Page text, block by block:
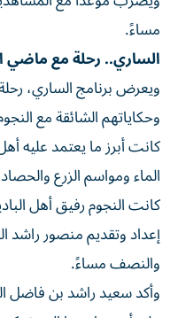
مساءً.
الساري.. رحلة مع ماضي
ويعرض برنامج الساري،
وحكاياتهم الشائقة مع
كانت أبرز ما يعتمد عليه
الماء ومواسم الزرع
كانت النجوم رفيق أهل
إعداد وتقديم منصور
والنصف مساءً.
وأكد سعيد راشد بن فاضل